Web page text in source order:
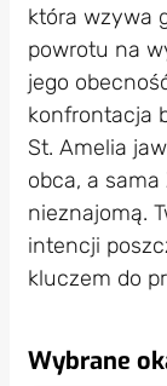
która wzywa
powrotu na
jego
konfrontacja
St. Amelia
obca, a
nieznajomą.
intencji
kluczem do
Wybrane